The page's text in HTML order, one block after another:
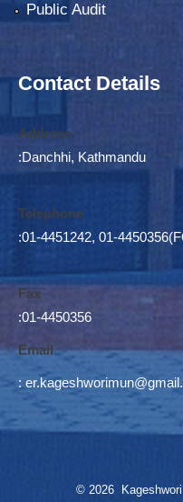
Public Audit
Contact Details
Address
:Danchhi, Kathmandu
Telephone
:01-4451242, 01-
Fax
:01-4450356
Email
:
© 2026